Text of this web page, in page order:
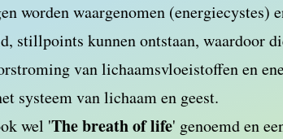
worden waargenomen (energiecystes)
stillpoints kunnen ontstaan, waardoor
van lichaamsvloeistoffen en
systeem van lichaam en geest.
wel 'The breath of life' genoemd en